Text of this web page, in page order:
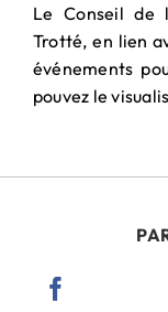
Le Conseil de
Trotté, en lien
événements
pouvez le